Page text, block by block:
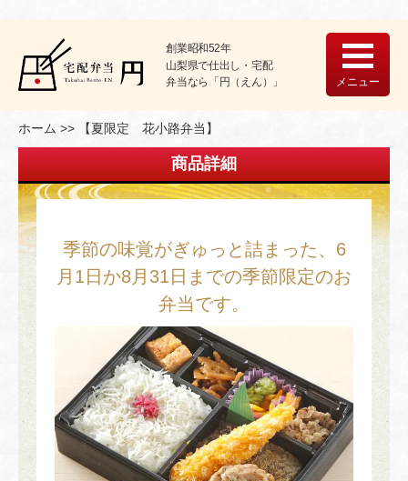
創業昭和52年
山梨県で仕出し・宅配
弁当なら「円（えん）」
メニュー
ホーム 【夏限定 花小路弁当】
商品詳細
季節の味覚がぎゅっと詰まった、6
月1日か8月31日までの季節限定のお
弁当です。